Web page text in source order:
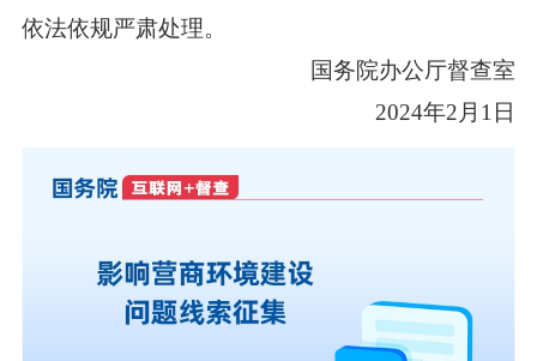
依法依规严肃处理。
国务院办公厅督查室
2024年2月1日